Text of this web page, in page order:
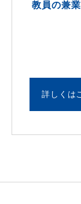
教員の兼
詳しくは